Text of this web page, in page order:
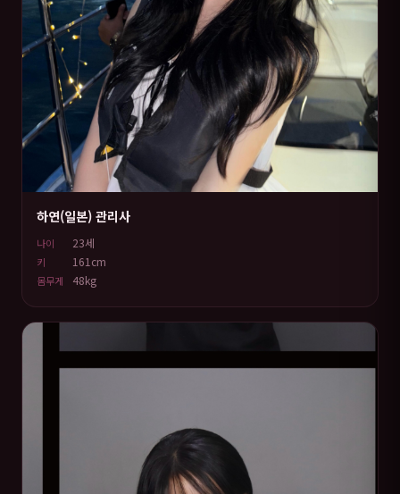
하연(일본) 관리사
나이 23세
키 161cm
몸무게 48kg